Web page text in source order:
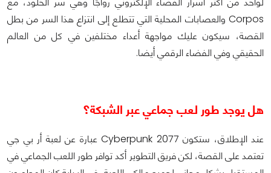
Corpos والعصابات المحلية التي تتطلع إلى انتزاع هذا السر من بطل
القصة، سيكون عليك مواجهة أعداء مختلفين في كل من العالم
الحقيقي وفي الفضاء الرقمي أيضا.
هل يوجد طور لعب جماعي عبر الشبكة؟
عند الإطلاق، ستكون Cyberpunk 2077 عبارة عن لعبة أر بي جي
تعتمد على القصة، لكن فريق التطوير أكد توافر طور اللعب الجماعي في